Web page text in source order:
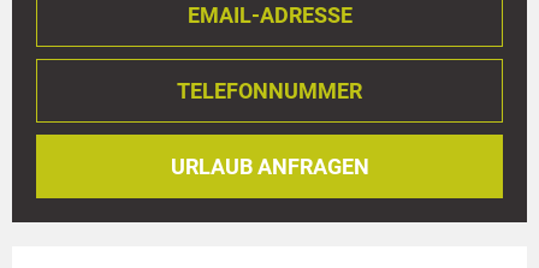
EMAIL-ADRESSE
TELEFONNUMMER
URLAUB ANFRAGEN